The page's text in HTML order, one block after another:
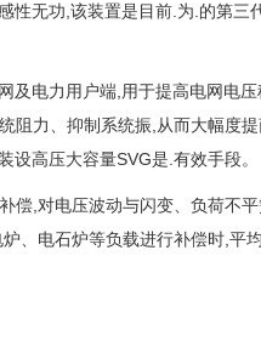
性无功,该装置是目前.为.的第
及电力用户端,用于提高电网电
阻力、抑制系统振,从而大幅度
高压大容量SVG是.有效手段。
偿,对电压波动与闪变、负荷不
、电石炉等负载进行补偿时,平